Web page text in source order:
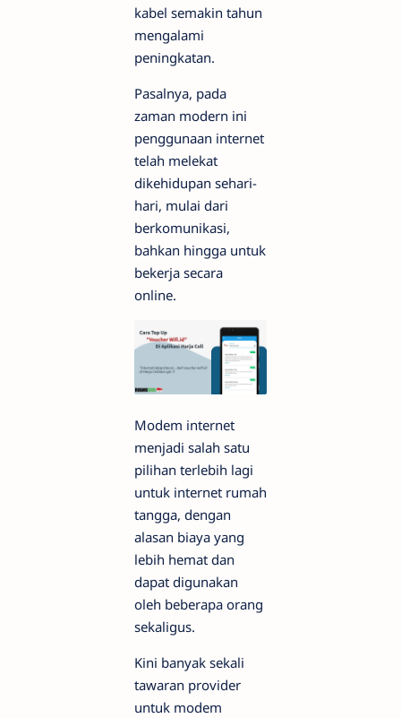
kabel semakin tahun
mengalami
peningkatan.
Pasalnya, pada
zaman modern ini
penggunaan internet
telah melekat
dikehidupan sehari-
hari, mulai dari
berkomunikasi,
bahkan hingga untuk
bekerja secara
online.
Modem internet
menjadi salah satu
pilihan terlebih lagi
untuk internet rumah
tangga, dengan
alasan biaya yang
lebih hemat dan
dapat digunakan
oleh beberapa orang
sekaligus.
Kini banyak sekali
tawaran provider
untuk modem